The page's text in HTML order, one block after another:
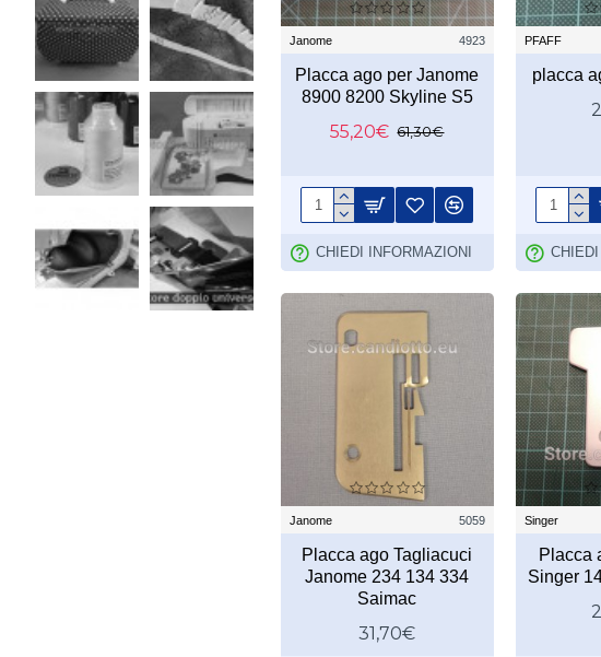
Janome 4923
Placca ago per Janome
8900 8200 Skyline S5
55,20€ 61,30€
CHIEDI INFORMAZIONI
PFAFF
placca
CHIEDI
Janome 5059
Placca ago Tagliacuci
Janome 234 134 334
Saimac
31,70€
Singer
Placca
Singer